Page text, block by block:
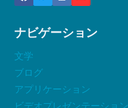
ナビゲーション
文学
ブログ
アプリケーション